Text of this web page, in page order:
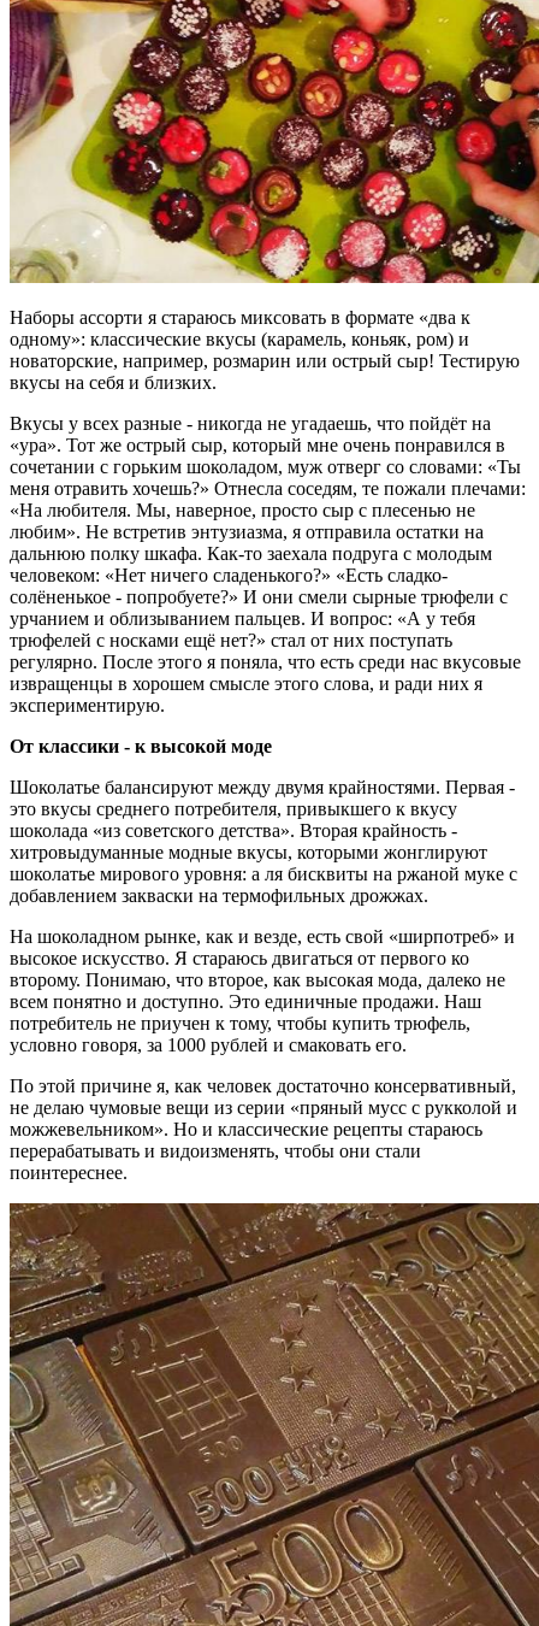
Наборы ассорти я стараюсь миксовать в формате «два к
одному»: классические вкусы (карамель, коньяк, ром) и
новаторские, например, розмарин или острый сыр! Тестирую
вкусы на себя и близких.
Вкусы у всех разные - никогда не угадаешь, что пойдёт на
«ура». Тот же острый сыр, который мне очень понравился в
сочетании с горьким шоколадом, муж отверг со словами: «Ты
меня отравить хочешь?» Отнесла соседям, те пожали плечами:
«На любителя. Мы, наверное, просто сыр с плесенью не
любим». Не встретив энтузиазма, я отправила остатки на
дальнюю полку шкафа. Как-то заехала подруга с молодым
человеком: «Нет ничего сладенького?» «Есть сладко-
солёненькое - попробуете?» И они смели сырные трюфели с
урчанием и облизыванием пальцев. И вопрос: «А у тебя
трюфелей с носками ещё нет?» стал от них поступать
регулярно. После этого я поняла, что есть среди нас вкусовые
извращенцы в хорошем смысле этого слова, и ради них я
экспериментирую.
От классики - к высокой моде
Шоколатье балансируют между двумя крайностями. Первая -
это вкусы среднего потребителя, привыкшего к вкусу
шоколада «из советского детства». Вторая крайность -
хитровыдуманные модные вкусы, которыми жонглируют
шоколатье мирового уровня: а ля бисквиты на ржаной муке с
добавлением закваски на термофильных дрожжах.
На шоколадном рынке, как и везде, есть свой «ширпотреб» и
высокое искусство. Я стараюсь двигаться от первого ко
второму. Понимаю, что второе, как высокая мода, далеко не
всем понятно и доступно. Это единичные продажи. Наш
потребитель не приучен к тому, чтобы купить трюфель,
условно говоря, за 1000 рублей и смаковать его.
По этой причине я, как человек достаточно консервативный,
не делаю чумовые вещи из серии «пряный мусс с рукколой и
можжевельником». Но и классические рецепты стараюсь
перерабатывать и видоизменять, чтобы они стали
поинтереснее.